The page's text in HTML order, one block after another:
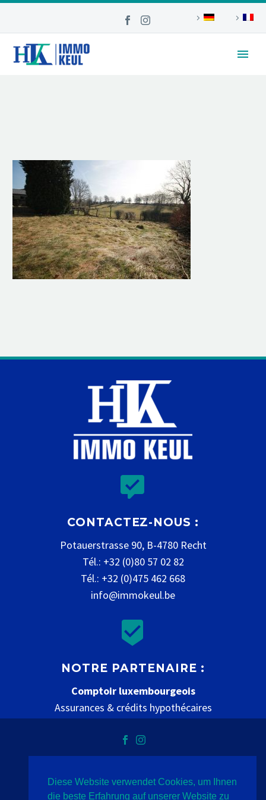


CONTACTEZ-NOUS :
Potauerstrasse 90, B-4780 Recht
Tél.: +32 (0)80 57 02 82
Tél.: +32 (0)475 462 668
info@immokeul.be


NOTRE PARTENAIRE :
Comptoir luxembourgeois
Assurances & crédits hypothécaires
Datenschutz Impressum Kontakt
Diese Website verwendet Cookies, um Ihnen
die beste Erfahrung auf unserer Website zu